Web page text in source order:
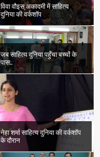
विवा वौइस् अकादमी में साहित्य
दुनिया की वर्कशॉप
जब साहित्य दुनिया पहुँचा बच्चों के
पास..
नेहा शर्मा साहित्य दुनिया की वर्कशॉप
के दौरान